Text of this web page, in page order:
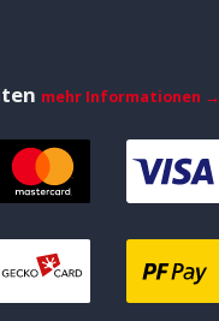
mehr Informationen →